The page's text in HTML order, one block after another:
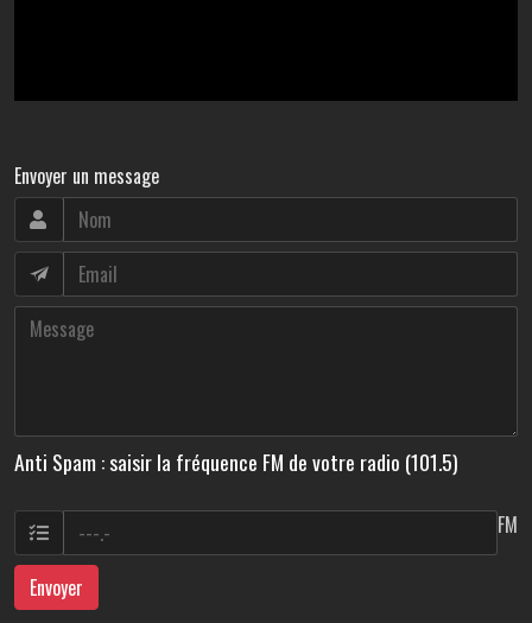
Envoyer un message
Anti Spam : saisir la fréquence FM de votre radio (101.5)
FM
Envoyer